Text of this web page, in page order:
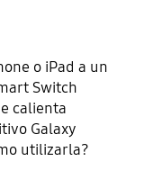
o iPad a un
Switch
calienta
Galaxy
utilizarla?